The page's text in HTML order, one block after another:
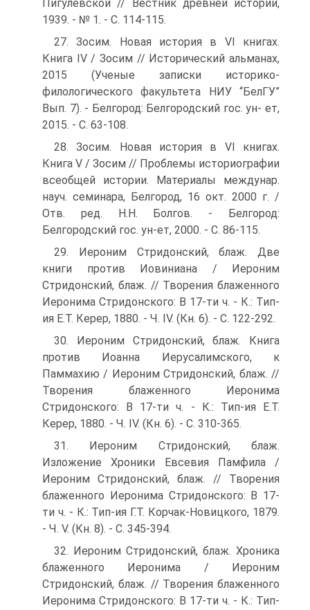
Пигулевской // Вестник древней истории,
1939. - № 1. - С. 114-115.
27. Зосим. Новая история в VI книгах.
Книга IV / Зосим // Исторический альманах,
2015 (Ученые записки историко-
филологического факультета НИУ “БелГУ”
Вып. 7). - Белгород: Белгородский гос. ун- ет,
2015. - С. 63-108.
28. Зосим. Новая история в VI книгах.
Книга V / Зосим // Проблемы историографии
всеобщей истории. Материалы междунар.
науч. семинара, Белгород, 16 окт. 2000 г. /
Отв. ред. Н.Н. Болгов. - Белгород:
Белгородский гос. ун-ет, 2000. - С. 86-115.
29. Иероним Стридонский, блаж. Две
книги против Иовиниана / Иероним
Стридонский, блаж. // Творения блаженного
Иеронима Стридонского: В 17-ти ч. - К.: Тип-
ия Е.Т. Керер, 1880. - Ч. IV. (Кн. 6). - С. 122-292.
30. Иероним Стридонский, блаж. Книга
против Иоанна Иерусалимского, к
Паммахию / Иероним Стридонский, блаж. //
Творения блаженного Иеронима
Стридонского: В 17-ти ч. - К.: Тип-ия Е.Т.
Керер, 1880. - Ч. IV. (Кн. 6). - С. 310-365.
31. Иероним Стридонский, блаж.
Изложение Хроники Евсевия Памфила /
Иероним Стридонский, блаж. // Творения
блаженного Иеронима Стридонского: В 17-
ти ч. - К.: Тип-ия Г.Т. Корчак-Новицкого, 1879.
- Ч. V. (Кн. 8). - С. 345-394.
32. Иероним Стридонский, блаж. Хроника
блаженного Иеронима / Иероним
Стридонский, блаж. // Творения блаженного
Иеронима Стридонского: В 17-ти ч. - К.: Тип-